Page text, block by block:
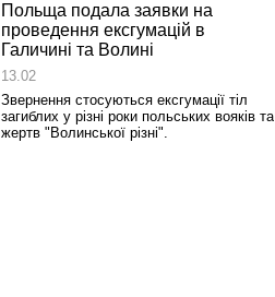
Польща подала заявки на
проведення ексгумацій в
Галичині та Волині
13.02
Звернення стосуються ексгумації тіл
загиблих у різні роки польських вояків та
жертв "Волинської різні".